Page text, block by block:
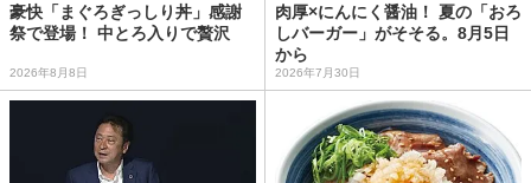
豪快「まぐろぎっしり丼」感謝
祭で登場！ 中とろ入りで贅沢
2026年8月8日
肉厚×にんにく醤油！ 夏の「おろ
しバーガー」がそそる。8月5日
から
2026年7月30日